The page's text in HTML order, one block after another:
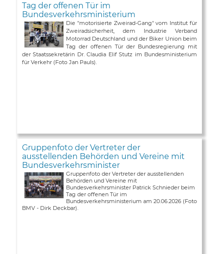
Tag der offenen Tür im
Bundesverkehrsministerium
Die "motorisierte Zweirad-Gang" vom Institut für
Zweiradsicherheit, dem Industrie Verband
Motorrad Deutschland und der Biker Union beim
Tag der offenen Tür der Bundesregierung mit
der Staatssekretärin Dr. Claudia Elif Stutz im Bundesministerium
für Verkehr (Foto Jan Pauls).
Gruppenfoto der Vertreter der
ausstellenden Behörden und Vereine mit
Bundesverkehrsminister
Gruppenfoto der Vertreter der ausstellenden
Behörden und Vereine mit
Bundesverkehrsminister Patrick Schnieder beim
Tag der offenen Tür im
Bundesverkehrsministerium am 20.06.2026 (Foto
BMV - Dirk Deckbar).